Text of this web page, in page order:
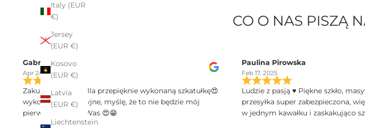
Italy (EUR
€)
Jersey
(EUR €)
Kosovo
(EUR €)
Latvia
(EUR €)
Liechtenstein
CO O NAS PISZĄ
Gabriela Motyka
Apr 24, 2025
Zakupiłam w Pekalla przepięknie wykonaną szkatułkę😍
wykonanie precyzyjne, myślę, że to nie będzie mój
pierwszy zakup u Was 😍😁
Paulina Pirowska
Feb 17, 2025
Ludzie z pasją ♥️ Piękne szkło,
przesyłka super zabezpieczona,
w jednym kawałku i zaskakująco